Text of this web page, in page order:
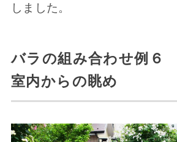
しました。
バラの組み合わせ例６
室内からの眺め